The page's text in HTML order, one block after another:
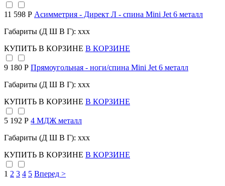
11 598 Р Асимметрия - Директ Л - спина Mini Jet 6 металл
Габариты (Д Ш В Г): xxx
КУПИТЬ В КОРЗИНЕ В КОРЗИНЕ
9 180 Р Прямоугольная - ноги/спина Mini Jet 6 металл
Габариты (Д Ш В Г): xxx
КУПИТЬ В КОРЗИНЕ В КОРЗИНЕ
5 192 Р 4 МДЖ металл
Габариты (Д Ш В Г): xxx
КУПИТЬ В КОРЗИНЕ В КОРЗИНЕ
1 2 3 4 5 Вперед >